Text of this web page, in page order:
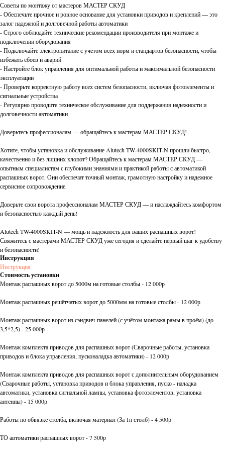
Советы по монтажу от мастеров МАСТЕР СКУД
- Обеспечьте прочное и ровное основание для установки приводов и креплений — это
залог надежной и долговечной работы автоматики
- Строго соблюдайте технические рекомендации производителя при монтаже и
подключении оборудования
- Подключайте электропитание с учетом всех норм и стандартов безопасности, чтобы
избежать сбоев и аварий
- Настройте блок управления для оптимальной работы и максимальной безопасности
эксплуатации
- Проверьте корректную работу всех систем безопасности, включая фотоэлементы и
сигнальные устройства
- Регулярно проводите техническое обслуживание для поддержания надежности и
долговечности автоматики
Доверьтесь профессионалам — обращайтесь к мастерам МАСТЕР СКУД!
Хотите, чтобы установка и обслуживание Alutech TW-4000SKIT-N прошли быстро,
качественно и без лишних хлопот? Обращайтесь к мастерам МАСТЕР СКУД —
опытным специалистам с глубокими знаниями и практикой работы с автоматикой
распашных ворот. Они обеспечат точный монтаж, грамотную настройку и надежное
сервисное сопровождение.
Доверьте свои ворота профессионалам МАСТЕР СКУД — и наслаждайтесь комфортом
и безопасностью каждый день!
Alutech TW-4000SKIT-N — мощь и надежность для ваших распашных ворот!
Свяжитесь с мастерами МАСТЕР СКУД уже сегодня и сделайте первый шаг к удобству
и безопасности!
Инструкция
Инструкция
Стоимость установки
Монтаж распашных ворот до 5000м на готовые столбы - 12 000р
Монтаж распашных решётчатых ворот до 5000мм на готовые столбы - 12 000р
Монтаж распашных ворот из сэндвич-панелей (с учётом монтажа рамы в проём) (до
3,5*2,5) - 25 000р
Монтаж комплекта приводов для распашных ворот (Сварочные работы, установка
приводов и блока управления, пусконаладка автоматики) - 12 000р
Монтаж комплекта приводов для распашных ворот с дополнительным оборудованием
(Сварочные работы, установка приводов и блока управления, пуско - наладка
автоматики, установка сигнальной лампы, установка фотоэлементов, установка
антенны) - 15 000р
Работы по обвязке столба, включая материал (За 1н столб) - 4 500р
ТО автоматики распашных ворот - 7 500р